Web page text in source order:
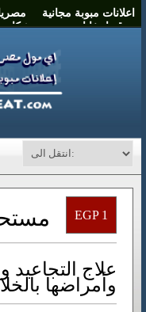
اعلانات مبوبة مجانية
موقع انتخابات مصر
شكاوي
EGP 1
علاج التجاعيد
وأمراضها